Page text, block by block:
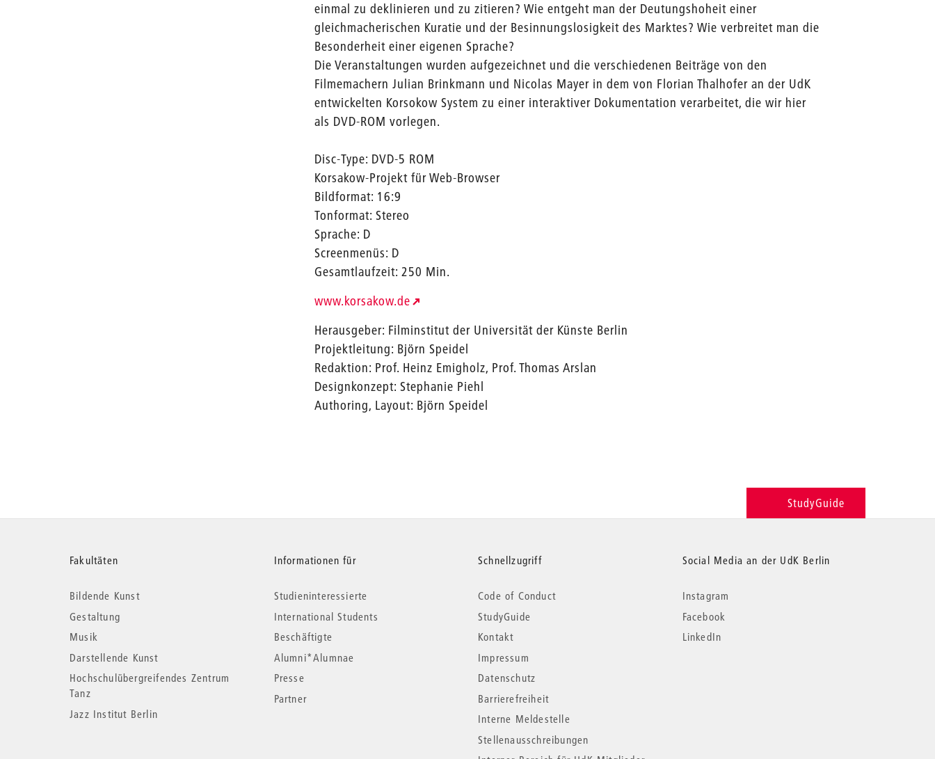
einmal zu deklinieren und zu zitieren? Wie entgeht man der Deutungshoheit einer
gleichmacherischen Kuratie und der Besinnungslosigkeit des Marktes? Wie verbreitet man die
Besonderheit einer eigenen Sprache?
Die Veranstaltungen wurden aufgezeichnet und die verschiedenen Beiträge von den
Filmemachern Julian Brinkmann und Nicolas Mayer in dem von Florian Thalhofer an der UdK
entwickelten Korsokow System zu einer interaktiver Dokumentation verarbeitet, die wir hier
als DVD-ROM vorlegen.
Disc-Type: DVD-5 ROM
Korsakow-Projekt für Web-Browser
Bildformat: 16:9
Tonformat: Stereo
Sprache: D
Screenmenüs: D
Gesamtlaufzeit: 250 Min.
www.korsakow.de
Herausgeber: Filminstitut der Universität der Künste Berlin
Projektleitung: Björn Speidel
Redaktion: Prof. Heinz Emigholz, Prof. Thomas Arslan
Designkonzept: Stephanie Piehl
Authoring, Layout: Björn Speidel
StudyGuide
Weitere
Informationen
Fakultäten
Bildende Kunst
Gestaltung
Musik
Darstellende Kunst
Hochschulübergreifendes Zentrum
Tanz
Jazz Institut Berlin
Informationen für
Studieninteressierte
International Students
Beschäftigte
Alumni*Alumnae
Presse
Partner
Schnellzugriff
Code of Conduct
StudyGuide
Kontakt
Impressum
Datenschutz
Barrierefreiheit
Interne Meldestelle
Stellenausschreibungen
Social Media an der UdK Berlin
Instagram
Facebook
LinkedIn